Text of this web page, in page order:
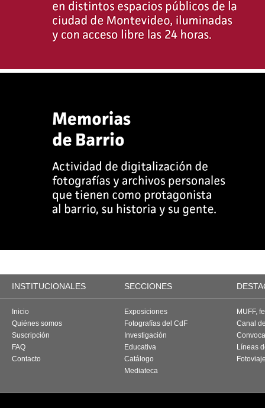
INSTITUCIONALES SECCIONES
Inicio
Quiénes somos
Suscripción
FAQ
Contacto
Exposiciones
Fotografías del CdF
Investigación
Educativa
Catálogo
Mediateca
MUFF,
Canal
Líneas